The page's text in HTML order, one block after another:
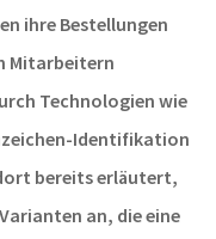
ihre Bestellungen
Mitarbeitern
Technologien wie
Identifikation
bereits erläutert,
an, die eine